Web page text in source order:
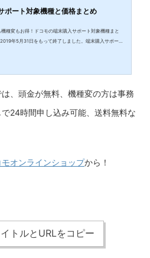
ポート対象機種と価格まとめ
種変もお得！ドコモの端末購入サポート対象機種まと
年5月31日をもって終了しました。端末購入サポート
購入して、購入したスマホをドコモが...
、頭金が無料、機種変の方は事務
24時間申し込み可能、送料無料な
モオンラインショップから！
トルとURLをコピー